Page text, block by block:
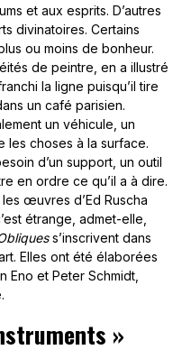
et aux esprits. D’autres
divinatoires. Certains
ou moins de bonheur.
de peintre, en a illustré
la ligne puisqu’il tire
un café parisien.
un véhicule, un
les choses à la surface.
d’un support, un outil
en ordre ce qu’il a à dire.
œuvres d’Ed Ruscha
étrange, admet-elle,
s’inscrivent dans
Elles ont été élaborées
Eno et Peter Schmidt,
»